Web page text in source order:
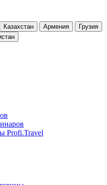
Казахстан Армения
Грузия
Profi.Travel